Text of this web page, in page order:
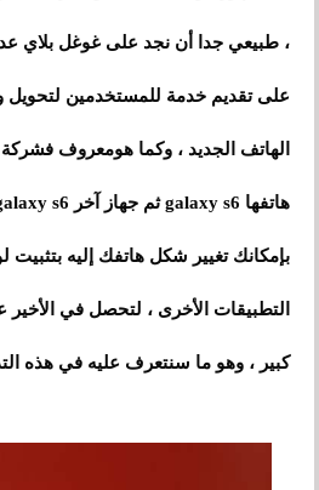
، طبيعي جدا أن نجد على غوغل بلاي
على تقديم خدمة للمستخدمين لتحويل
الهاتف الجديد ، وكما هومعروف
التطبيقات الأخرى ، لتحصل في
كبير ، وهو ما سنتعرف عليه في هذه